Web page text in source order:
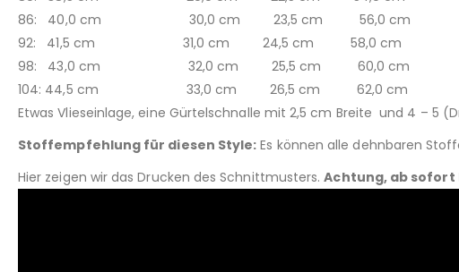
86: 40,0 cm 30,0 cm 23,5 cm 56,0 cm
92: 41,5 cm 31,0 cm 24,5 cm 58,0 cm
98: 43,0 cm 32,0 cm 25,5 cm 60,0 cm
104: 44,5 cm 33,0 cm 26,5 cm 62,0 cm
Etwas Vlieseinlage, eine Gürtelschnalle mit 2,5 cm Breite und 4 – 5
Stoffempfehlung für diesen Style: Es können alle dehnbaren
Hier zeigen wir das Drucken des Schnittmusters.Achtung, ab sofort